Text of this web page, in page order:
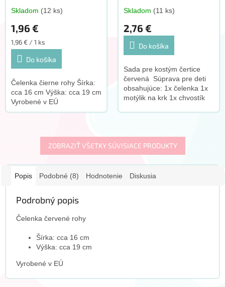
Skladom (12 ks)
1,96 €
Jednotková
cena:
1,96 € / 1 ks
Do košíka
Čelenka čierne rohy Šírka:
cca 16 cm Výška: cca 19 cm
Vyrobené v EÚ
Skladom (11 ks)
2,76 €
Do košíka
Sada pre kostým čertice
červená Súprava pre deti
obsahujúce: 1x čelenka 1x
motýlik na krk 1x chvostík
ZOBRAZIŤ VŠETKY SÚVISIACE PRODUKTY
Popis Podobné (8) Hodnotenie Diskusia
Podrobný popis
Čelenka červené rohy
Šírka: cca 16 cm
Výška: cca 19 cm
Vyrobené v EÚ